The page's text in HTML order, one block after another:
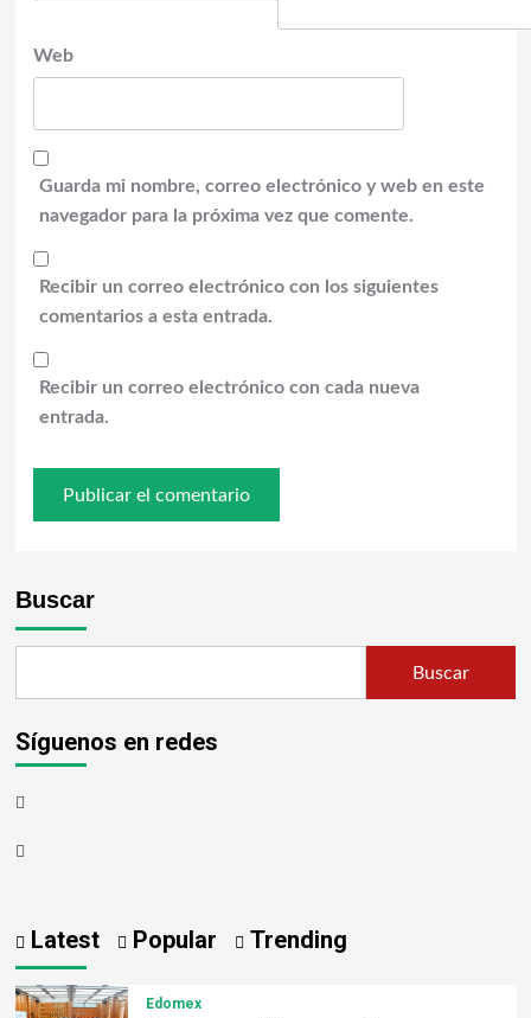
Web
Guarda mi nombre, correo electrónico y web en este
navegador para la próxima vez que comente.
Recibir un correo electrónico con los siguientes
comentarios a esta entrada.
Recibir un correo electrónico con cada nueva
entrada.
Buscar
Buscar
Síguenos en redes
Latest Popular Trending
Edomex